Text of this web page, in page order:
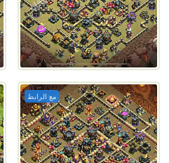
مع الرابط